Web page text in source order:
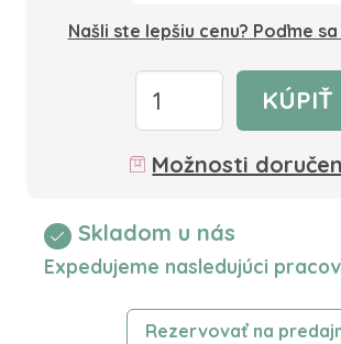
Našli ste lepšiu cenu? Poďme
KÚPIŤ
Možnosti
Skladom u nás
Expedujeme nasledujúci
Rezervovať na